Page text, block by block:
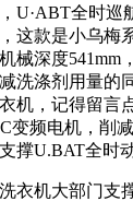
全时巡
这款是小乌梅
械深度541mm
洗涤剂用量的
机，记得留言
变频电机，削
撑U.BAT全时
机大部门支